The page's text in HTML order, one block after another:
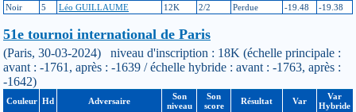
Noir
5 Léo GUILLAUME 12K 2/2 Perdue -19.48 -19.38
51e tournoi international de Paris
(Paris, 30-03-2024) niveau d'inscription : 18K (échelle principale :
avant : -1761, après : -1639 / échelle hybride : avant : -1763, après :
-1642)
Couleur Hd Adversaire
Son
niveau
Son
score
Résultat Var
Var
Hybride